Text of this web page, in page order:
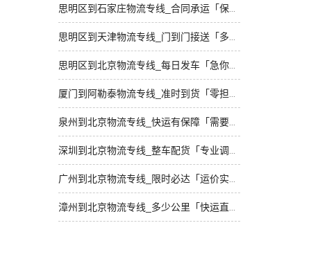
思明区到石家庄物流专线_合同承运「保证时效」
思明区到天津物流专线_门到门接送「多久能到」
思明区到北京物流专线_每日发车「急你所需」
厦门到阿勒泰物流专线_准时到货「零担配货」
泉州到北京物流专线_快运有保障「需要几天」
深圳到北京物流专线_整车配货「专业调车」
广州到北京物流专线_限时必达「运价实惠」
漳州到北京物流专线_多少公里「快运直达」